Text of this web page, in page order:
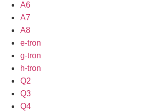
A6
A7
A8
e-tron
g-tron
h-tron
Q2
Q3
Q4